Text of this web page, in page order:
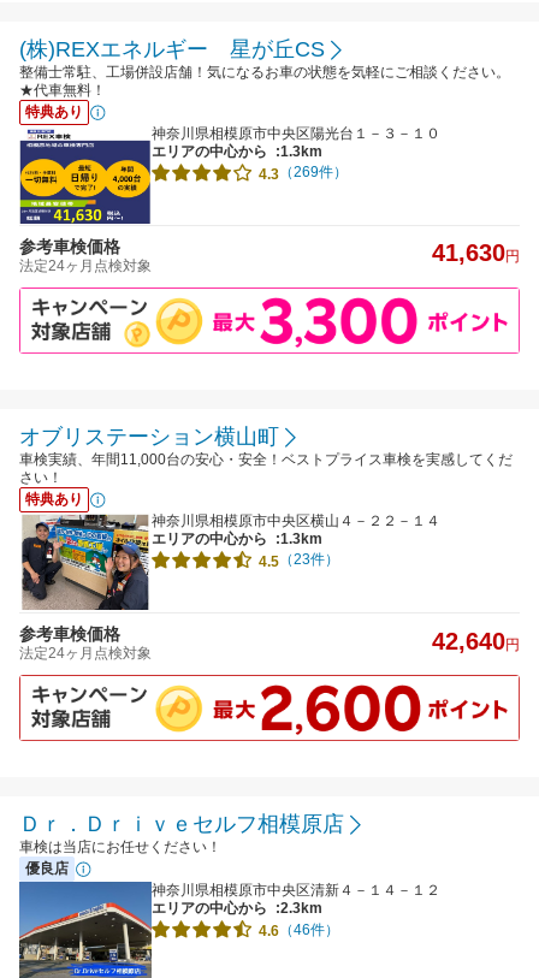
(株)REXエネルギー 星が丘CS
整備士常駐、工場併設店舗！気になるお車の状態を気軽にご相談ください。
★代車無料！
特典あり
神奈川県相模原市中央区陽光台１－３－１０
エリアの中心から
:1.3km
4.3 （269件）
参考車検価格
法定24ヶ月点検対象 41,630円
オブリステーション横山町
車検実績、年間11,000台の安心・安全！ベストプライス車検を実感してくだ
さい！
特典あり
神奈川県相模原市中央区横山４－２２－１４
エリアの中心から
:1.3km
4.5 （23件）
参考車検価格
法定24ヶ月点検対象 42,640円
Ｄｒ．Ｄｒｉｖｅセルフ相模原店
車検は当店にお任せください！
優良店
神奈川県相模原市中央区清新４－１４－１２
エリアの中心から
:2.3km
4.6 （46件）